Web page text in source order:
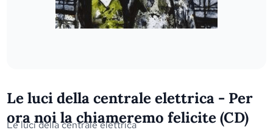
Le luci della centrale elettrica - Per
ora noi la chiameremo felicite (CD)
Le luci della centrale elettrica